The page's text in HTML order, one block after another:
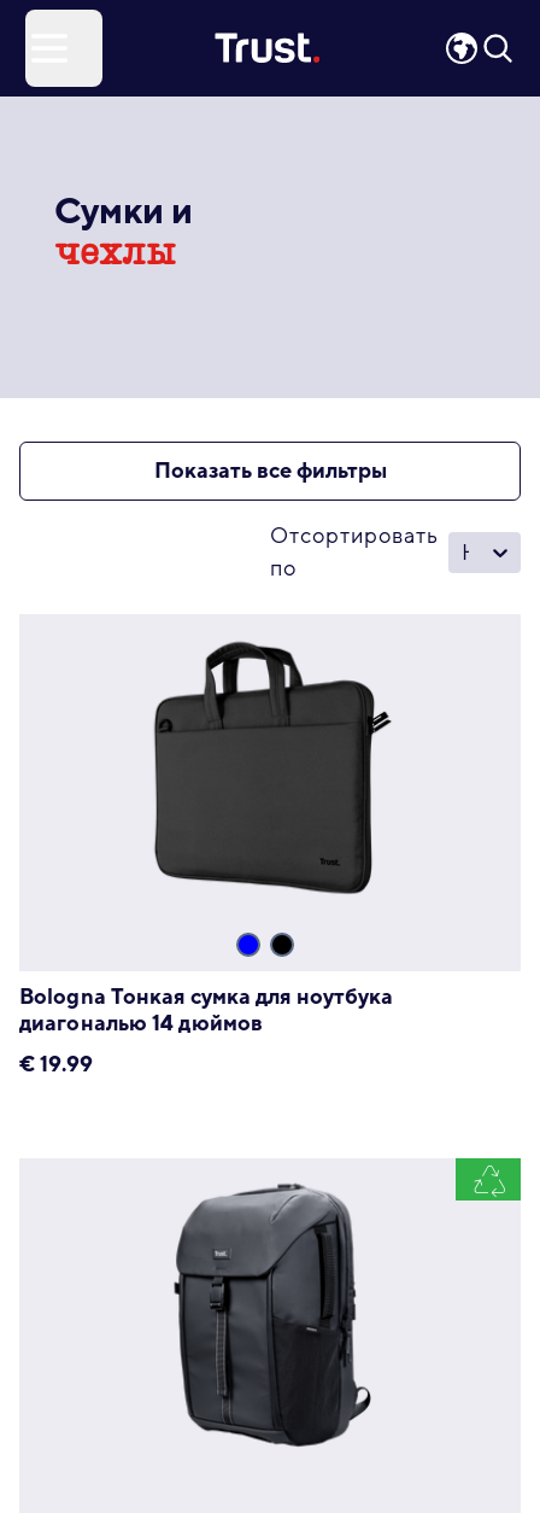
Сумки и
чехлы
Показать все фильтры
Отсортировать
по
Bologna Тонкая сумка для ноутбука
диагональю 14 дюймов
€19.99